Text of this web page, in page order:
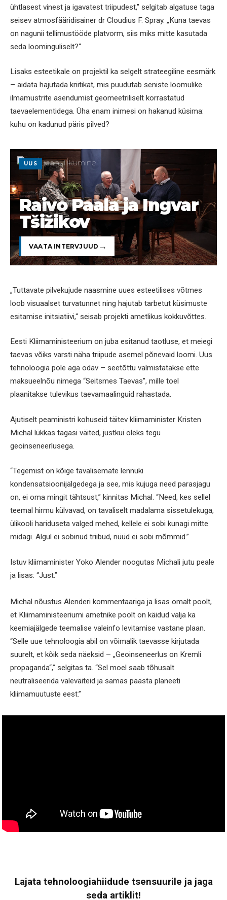
ühtlasest vinest ja igavatest triipudest,” selgitab algatuse taga
seisev atmosfääridisainer dr Cloudius F. Spray. „Kuna taevas
on nagunii tellimustööde platvorm, siis miks mitte kasutada
seda loominguliselt?“
Lisaks esteetikale on projektil ka selgelt strateegiline eesmärk
– aidata hajutada kriitikat, mis puudutab seniste loomulike
ilmamustrite asendumist geomeetriliselt korrastatud
taevaelementidega. Üha enam inimesi on hakanud küsima:
kuhu on kadunud päris pilved?
UUS
Raivo Paala ja Ingvar
Tšižikov
VAATA INTERVJUUD
„Tuttavate pilvekujude naasmine uues esteetilises võtmes
loob visuaalset turvatunnet ning hajutab tarbetut küsimuste
esitamise initsiatiivi,“ seisab projekti ametlikus kokkuvõttes.
Eesti Kliimaministeerium on juba esitanud taotluse, et meiegi
taevas võiks varsti näha triipude asemel põnevaid loomi. Uus
tehnoloogia pole aga odav – seetõttu valmistatakse ette
maksueelnõu nimega “Seitsmes Taevas”, mille toel
plaanitakse tulevikus taevamaalinguid rahastada.
Ajutiselt peaministri kohuseid täitev kliimaminister Kristen
Michal lükkas tagasi väited, justkui oleks tegu
geoinseneerlusega.
“Tegemist on kõige tavalisemate lennuki
kondensatsioonijälgedega ja see, mis kujuga need parasjagu
on, ei oma mingit tähtsust,” kinnitas Michal. “Need, kes sellel
teemal hirmu külvavad, on tavaliselt madalama sissetulekuga,
ülikooli hariduseta valged mehed, kellele ei sobi kunagi mitte
midagi. Algul ei sobinud triibud, nüüd ei sobi mõmmid.”
Istuv kliimaminister Yoko Alender noogutas Michali jutu peale
ja lisas: “Just.”
Michal nõustus Alenderi kommentaariga ja lisas omalt poolt,
et Kliimaministeeriumi ametnike poolt on käidud välja ka
keemiajälgede teemalise valeinfo levitamise vastane plaan.
“Selle uue tehnoloogia abil on võimalik taevasse kirjutada
suurelt, et kõik seda näeksid – „Geoinseneerlus on Kremli
propaganda“,” selgitas ta. “Sel moel saab tõhusalt
neutraliseerida valeväiteid ja samas päästa planeeti
kliimamuutuste eest.”
Lajata tehnoloogiahiidude tsensuurile ja jaga
seda artiklit!